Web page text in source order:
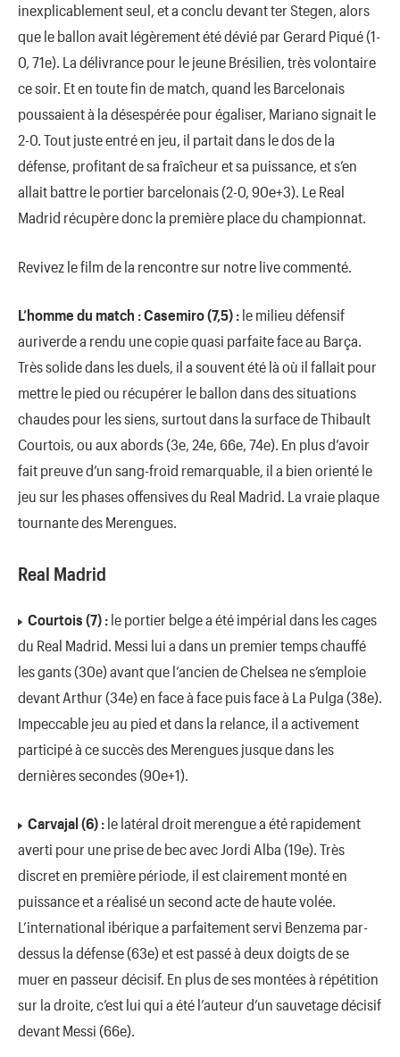
inexplicablement seul, et a conclu devant ter Stegen, alors
que le ballon avait légèrement été dévié par Gerard Piqué (1-
0, 71e). La délivrance pour le jeune Brésilien, très volontaire
ce soir. Et en toute fin de match, quand les Barcelonais
poussaient à la désespérée pour égaliser, Mariano signait le
2-0. Tout juste entré en jeu, il partait dans le dos de la
défense, profitant de sa fraîcheur et sa puissance, et s’en
allait battre le portier barcelonais (2-0, 90e+3). Le Real
Madrid récupère donc la première place du championnat.
Revivez le film de la rencontre sur notre live commenté.
L’homme du match :Casemiro (7,5) : le milieu défensif
auriverde a rendu une copie quasi parfaite face au Barça.
Très solide dans les duels, il a souvent été là où il fallait pour
mettre le pied ou récupérer le ballon dans des situations
chaudes pour les siens, surtout dans la surface de Thibault
Courtois, ou aux abords (3e, 24e, 66e, 74e). En plus d’avoir
fait preuve d’un sang-froid remarquable, il a bien orienté le
jeu sur les phases offensives du Real Madrid. La vraie plaque
tournante des Merengues.
Real Madrid
Courtois (7) : le portier belge a été impérial dans les cages
du Real Madrid. Messi lui a dans un premier temps chauffé
les gants (30e) avant que l’ancien de Chelsea ne s’emploie
devant Arthur (34e) en face à face puis face à La Pulga (38e).
Impeccable jeu au pied et dans la relance, il a activement
participé à ce succès des Merengues jusque dans les
dernières secondes (90e+1).
Carvajal (6) : le latéral droit merengue a été rapidement
averti pour une prise de bec avec Jordi Alba (19e). Très
discret en première période, il est clairement monté en
puissance et a réalisé un second acte de haute volée.
L’international ibérique a parfaitement servi Benzema par-
dessus la défense (63e) et est passé à deux doigts de se
muer en passeur décisif. En plus de ses montées à répétition
sur la droite, c’est lui qui a été l’auteur d’un sauvetage décisif
devant Messi (66e).